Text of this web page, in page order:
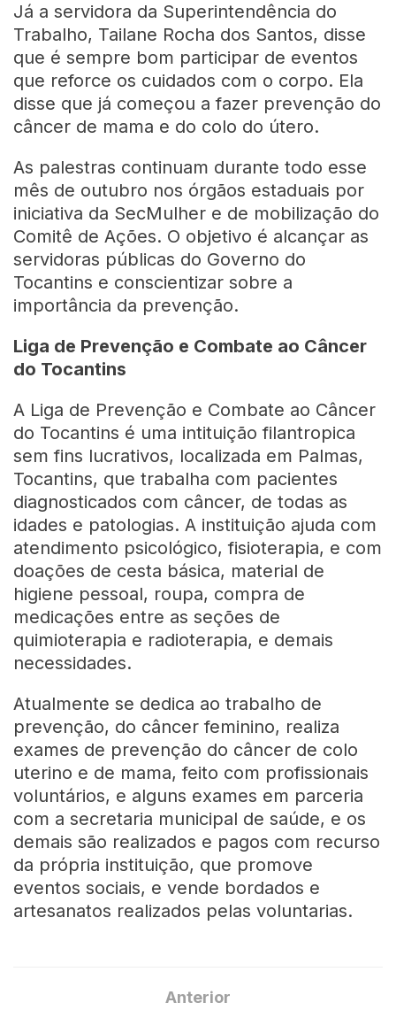
Já a servidora da Superintendência do
Trabalho, Tailane Rocha dos Santos, disse
que é sempre bom participar de eventos
que reforce os cuidados com o corpo. Ela
disse que já começou a fazer prevenção do
câncer de mama e do colo do útero.
As palestras continuam durante todo esse
mês de outubro nos órgãos estaduais por
iniciativa da SecMulher e de mobilização do
Comitê de Ações. O objetivo é alcançar as
servidoras públicas do Governo do
Tocantins e conscientizar sobre a
importância da prevenção.
Liga de Prevenção e Combate ao Câncer
do Tocantins
A Liga de Prevenção e Combate ao Câncer
do Tocantins é uma intituição filantropica
sem fins lucrativos, localizada em Palmas,
Tocantins, que trabalha com pacientes
diagnosticados com câncer, de todas as
idades e patologias. A instituição ajuda com
atendimento psicológico, fisioterapia, e com
doações de cesta básica, material de
higiene pessoal, roupa, compra de
medicações entre as seções de
quimioterapia e radioterapia, e demais
necessidades.
Atualmente se dedica ao trabalho de
prevenção, do câncer feminino, realiza
exames de prevenção do câncer de colo
uterino e de mama, feito com profissionais
voluntários, e alguns exames em parceria
com a secretaria municipal de saúde, e os
demais são realizados e pagos com recurso
da própria instituição, que promove
eventos sociais, e vende bordados e
artesanatos realizados pelas voluntarias.
Anterior